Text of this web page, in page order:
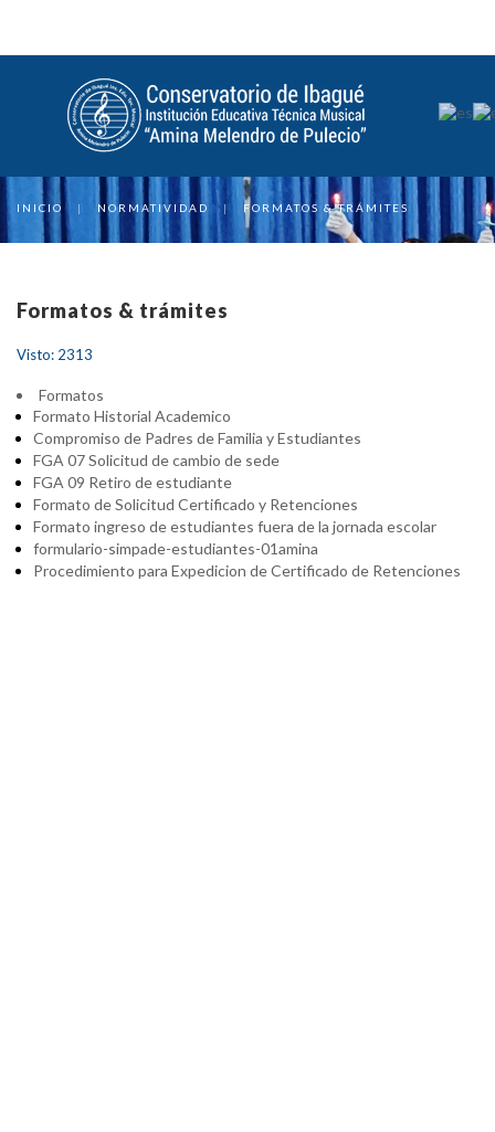
INICIO | NORMATIVIDAD | FORMATOS & TRÁMITES
Formatos & trámites
Visto: 2313
Formatos
Formato Historial Academico
Compromiso de Padres de Familia y Estudiantes
FGA 07 Solicitud de cambio de sede
FGA 09 Retiro de estudiante
Formato de Solicitud Certificado y Retenciones
Formato ingreso de estudiantes fuera de la jornada escolar
formulario-simpade-estudiantes-01amina
Procedimiento para Expedicion de Certificado de Retenciones